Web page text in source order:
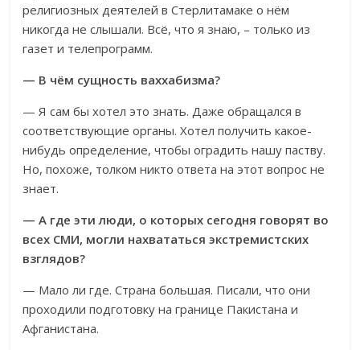
религиозных деятелей в Стерлитамаке о нём
никогда не слышали. Всё, что я знаю, – только из
газет и телепрограмм.
— В чём сущность ваххабизма?
— Я сам бы хотел это знать. Даже обращался в
соответствующие органы. Хотел получить какое-
нибудь определение, чтобы оградить нашу паству.
Но, похоже, толком никто ответа на этот вопрос не
знает.
— А где эти люди, о которых сегодня говорят во
всех СМИ, могли нахвататься экстремистских
взглядов?
— Мало ли где. Страна большая. Писали, что они
проходили подготовку на границе Пакистана и
Афганистана.